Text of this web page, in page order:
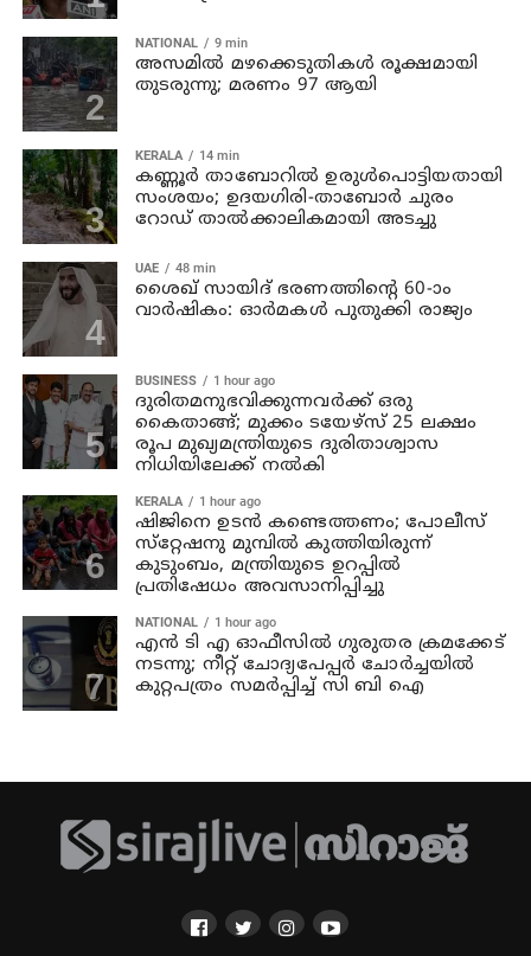
NATIONAL 9 min
അസമില്‍ മഴക്കെടുതികള്‍ രൂക്ഷമായി
തുടരുന്നു; മരണം 97 ആയി
KERALA 14 min
കണ്ണൂര്‍ താബോറില്‍ ഉരുള്‍പൊട്ടിയതായി
സംശയം; ഉദയഗിരി-താബോര്‍ ചുരം
റോഡ് താല്‍ക്കാലികമായി അടച്ചു
UAE 48 min
ശൈഖ് സായിദ് ഭരണത്തിന്റെ 60-ാം
വാർഷികം: ഓർമകൾ പുതുക്കി രാജ്യം
BUSINESS 1 hour ago
ദുരിതമനുഭവിക്കുന്നവര്‍ക്ക് ഒരു
കൈതാങ്ങ്; മുക്കം ടയേഴ്‌സ് 25 ലക്ഷം
രൂപ മുഖ്യമന്ത്രിയുടെ ദുരിതാശ്വാസ
നിധിയിലേക്ക് നല്‍കി
KERALA 1 hour ago
ഷിജിനെ ഉടന്‍ കണ്ടെത്തണം; പോലീസ്
സ്‌റ്റേഷനു മുമ്പില്‍ കുത്തിയിരുന്ന്
കുടുംബം, മന്ത്രിയുടെ ഉറപ്പില്‍
പ്രതിഷേധം അവസാനിപ്പിച്ചു
NATIONAL 1 hour ago
എന്‍ ടി എ ഓഫീസില്‍ ഗുരുതര ക്രമക്കേട്
നടന്നു; നീറ്റ് ചോദ്യപേപ്പര്‍ ചോര്‍ച്ചയില്‍
കുറ്റപത്രം സമര്‍പ്പിച്ച് സി ബി ഐ